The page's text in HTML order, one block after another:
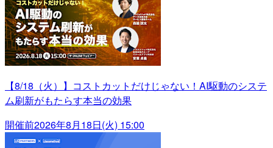
【8/18（火）】コストカットだけじゃない！AI駆動のシステ
ム刷新がもたらす本当の効果
開催前2026年8月18日(火) 15:00